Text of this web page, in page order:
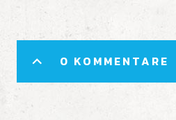
0 KOMMENTARE